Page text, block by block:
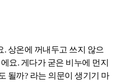
. 상온에 꺼내두고 쓰지 않으
요. 게다가 굳은 비누에 먼지
될까? 라는 의문이 생기기 마